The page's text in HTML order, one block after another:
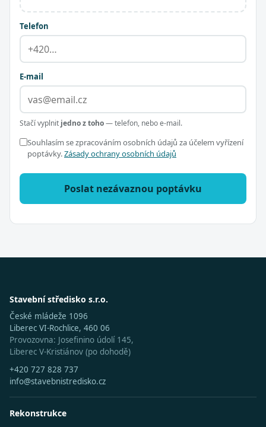
Telefon
E-mail
Stačí vyplnit jedno z toho— telefon, nebo e-mail.
Souhlasím se zpracováním osobních údajů za účelem vyřízení
poptávky.Zásady ochrany osobních údajů
Poslat nezávaznou poptávku
Stavební středisko s.r.o.
České mládeže 1096
Liberec VI-Rochlice, 460 06
Provozovna: Josefinino údolí 145,
Liberec V-Kristiánov (po dohodě)
+420 727 828 737
info@stavebnistredisko.cz
Rekonstrukce